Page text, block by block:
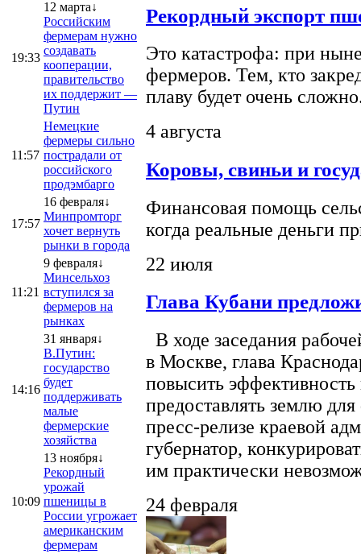
19:33
12 марта↓
Российским
фермерам нужно
создавать
кооперации,
правительство
их поддержит —
Путин
11:57
Немецкие
фермеры сильно
пострадали от
российского
продэмбарго
17:57
16 февраля↓
Минпромторг
хочет вернуть
рынки в города
11:21
9 февраля↓
Минсельхоз
вступился за
фермеров на
рынках
14:16
31 января↓
В.Путин:
государство
будет
поддерживать
малые
фермерские
хозяйства
10:09
13 ноября↓
Рекордный
урожай
пшеницы в
России угрожает
американским
фермерам
Рекордный экспорт
Это катастрофа: при
фермеров. Тем, кто
плаву будет очень
4 августа
Коровы, свиньи и
Финансовая помощь
когда реальные деньги
22 июля
Глава Кубани
В ходе заседания
в Москве, глава
повысить эффективность
предоставлять землю
пресс-релизе краевой
губернатор,
им практически
24 февраля